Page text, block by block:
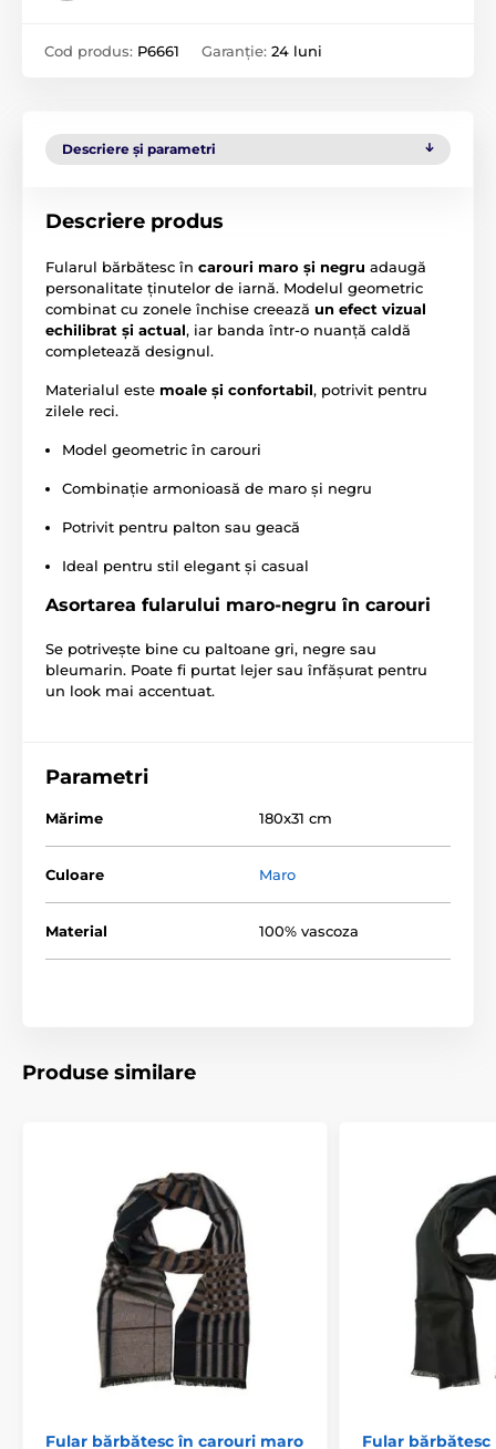
Cod produs: P6661 Garanție: 24 luni
Descriere și parametri
Descriere produs
Fularul bărbătesc în carouri maro și negru adaugă
personalitate ținutelor de iarnă. Modelul geometric
combinat cu zonele închise creează un efect vizual
echilibrat și actual, iar banda într-o nuanță caldă
completează designul.
Materialul este moale și confortabil, potrivit pentru
zilele reci.
Model geometric în carouri
Combinație armonioasă de maro și negru
Potrivit pentru palton sau geacă
Ideal pentru stil elegant și casual
Asortarea fularului maro-negru în carouri
Se potrivește bine cu paltoane gri, negre sau
bleumarin. Poate fi purtat lejer sau înfășurat pentru
un look mai accentuat.
Parametri
Mărime 180x31 cm
Culoare Maro
Material 100% vascoza
Produse similare
Fular bărbătesc în carouri maro Fular